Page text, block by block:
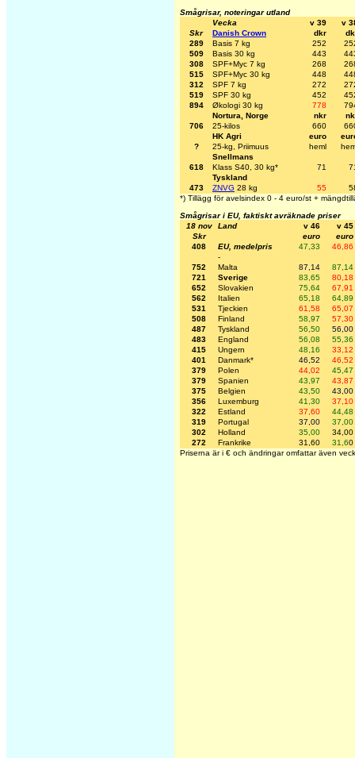
Smågrisar, noteringar utland
Vecka
v 39
v
Skr
Danish Crown dkr
289
Basis 7 kg 252
509
Basis 30 kg 443
308
SPF+Myc 7 kg 268
515
SPF+Myc 30 kg 448
312
SPF 7 kg 272
519
SPF 30 kg 452
894
Økologi 30 kg 778
Nortura, Norge
nkr
706
25-kilos 660
HK Agri
euro
?
25-kg, Priimuus heml
Snellmans
618
Klass S40, 30 kg* 71
Tyskland
473
ZNVG 28 kg 55
*) Tillägg för avelsindex 0 - 4 euro/st +
Smågrisar i EU, faktiskt avräknade priser
18 nov
Land v 46
v 45
Skr
euro
euro
408
EU, medelpris 47,33
46,86
-
752
Malta 87,14
87,14
721
Sverige 83,65
80,18
652
Slovakien 75,64
67,91
562
Italien 65,18
64,89
531
Tjeckien 61,58
65,07
508
Finland 58,97
57,30
487
Tyskland 56,50
56,00
483
England 56,08
55,36
415
Ungern 48,16
33,12
401
Danmark* 46,52
46,52
379
Polen 44,02
45,47
379
Spanien 43,97
43,87
375
Belgien 43,50
43,00
356
Luxemburg 41,30
37,10
322
Estland 37,60
44,48
319
Portugal 37,00
37,00
302
Holland 35,00
34,00
272
Frankrike 31,60 31,60
Priserna är i € och ändringar omfattar även